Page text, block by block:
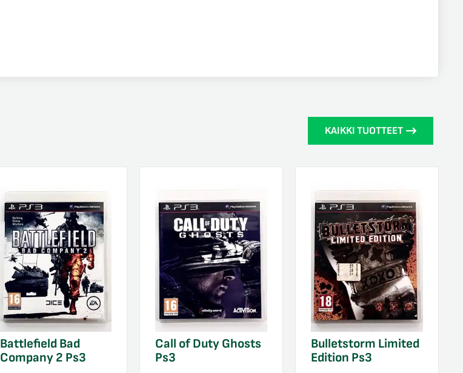
KAIKKI TUOTTEET
Battlefield Bad
Company 2 Ps3
Call of Duty Ghosts
Ps3
Bulletstorm Limited
Edition Ps3